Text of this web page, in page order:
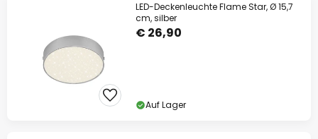
LED-Deckenleuchte Flame Star, Ø 15,7
cm, silber
€ 26,90
Auf Lager